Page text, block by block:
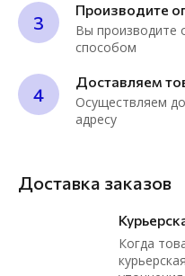
3
Производите
Вы производите
способом
4
Доставляем
Осуществляем
адресу
Доставка заказов
Когда